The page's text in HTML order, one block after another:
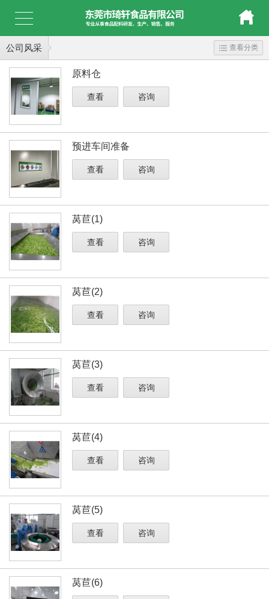
公司风采 查看分类
原料仓
查看 咨询
预进车间准备
查看 咨询
莴苣(1)
查看 咨询
莴苣(2)
查看 咨询
莴苣(3)
查看 咨询
莴苣(4)
查看 咨询
莴苣(5)
查看 咨询
莴苣(6)